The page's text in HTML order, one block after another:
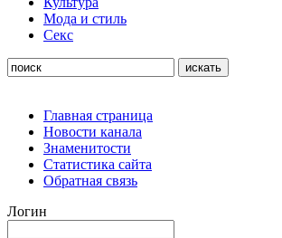
Мода и стиль
Секс
Главная страница
Новости канала
Знаменитости
Статистика сайта
Обратная связь
Логин